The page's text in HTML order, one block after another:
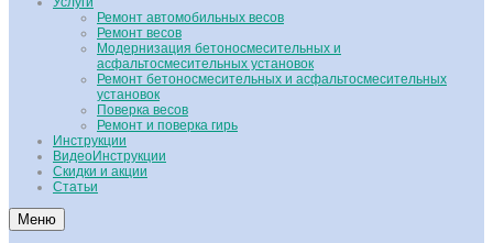
Ремонт автомобильных весов
Ремонт весов
Модернизация бетоносмесительных и
асфальтосмесительных установок
Ремонт бетоносмесительных и асфальтосмесительных
установок
Поверка весов
Ремонт и поверка гирь
Инструкции
ВидеоИнструкции
Скидки и акции
Статьи
Меню